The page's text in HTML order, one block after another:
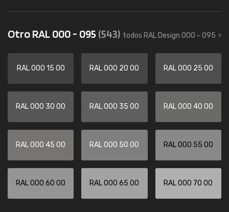
Otro RAL 000 - 095 (543) todos RAL Design 000 - 095
RAL 000 15 00 RAL 000 20 00 RAL 000 25 00
RAL 000 30 00 RAL 000 35 00 RAL 000 40 00
RAL 000 45 00 RAL 000 50 00 RAL 000 55 00
RAL 000 60 00 RAL 000 65 00 RAL 000 70 00